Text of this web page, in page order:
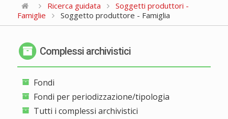
Ricerca guidata
Soggetti produttori -
Famiglie
Soggetto produttore - Famiglia
Complessi archivistici
Fondi
Fondi per periodizzazione/tipologia
Tutti i complessi archivistici